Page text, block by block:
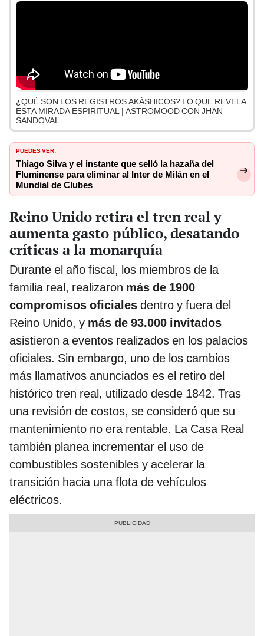
¿QUÉ SON LOS REGISTROS AKÁSHICOS? LO QUE REVELA
ESTA MIRADA ESPIRITUAL | ASTROMOOD CON JHAN
SANDOVAL
PUEDES VER:
Thiago Silva y el instante que selló la hazaña del
Fluminense para eliminar al Inter de Milán en el
Mundial de Clubes
Reino Unido retira el tren real y
aumenta gasto público, desatando
críticas a la monarquía
Durante el año fiscal, los miembros de la
familia real, realizaron más de 1900
compromisos oficiales dentro y fuera del
Reino Unido, y más de 93.000 invitados
asistieron a eventos realizados en los palacios
oficiales. Sin embargo, uno de los cambios
más llamativos anunciados es el retiro del
histórico tren real, utilizado desde 1842. Tras
una revisión de costos, se consideró que su
mantenimiento no era rentable. La Casa Real
también planea incrementar el uso de
combustibles sostenibles y acelerar la
transición hacia una flota de vehículos
eléctricos.